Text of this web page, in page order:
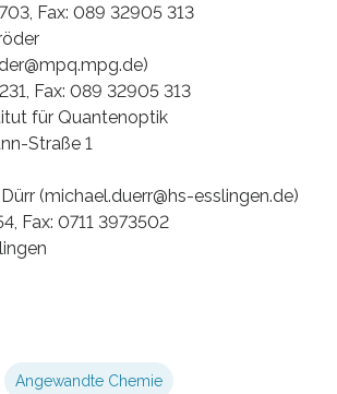
Fax: 089 32905 313
Fax: 089 32905 313
für Quantenoptik
Straße 1
(michael.duerr@hs-esslingen.de)
Fax: 0711 3973502
Angewandte Chemie